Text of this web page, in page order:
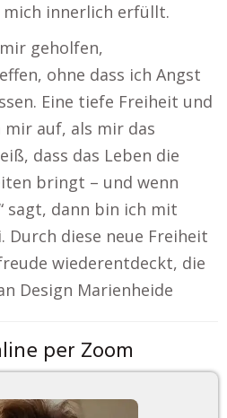
mich innerlich erfüllt.
geholfen,
ohne dass ich Angst
Eine tiefe Freiheit und
auf, als mir das
dass das Leben die
bringt – und wenn
sagt, dann bin ich mit
Durch diese neue Freiheit
wiederentdeckt, die
Design Marienheide
per Zoom